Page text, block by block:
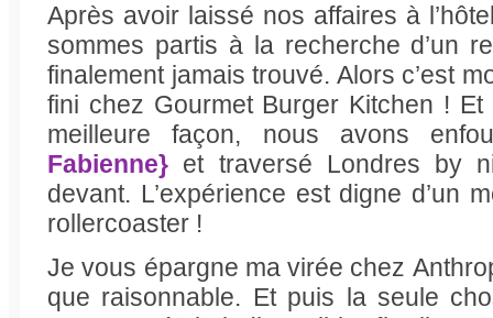
Après avoir laissé nos affaires à
sommes partis à la recherche d’un
finalement jamais trouvé. Alors c’est
fini chez Gourmet Burger Kitchen !
meilleure façon, nous avons
Fabienne} et traversé Londres by
devant. L’expérience est digne d’un
rollercoaster !
Je vous épargne ma virée chez
que raisonnable. Et puis la seule